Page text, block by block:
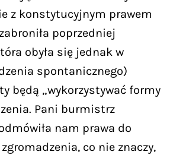
z konstytucyjnym prawem
poprzedniej
obyła się jednak w
spontanicznego)
będą „wykorzystywać formy
Pani burmistrz
nam prawa do
co nie znaczy,